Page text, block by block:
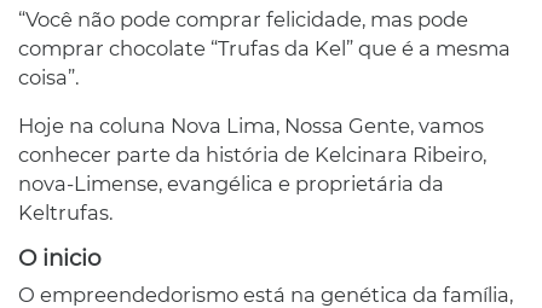
“Você não pode comprar felicidade, mas pode
comprar chocolate “Trufas da Kel” que é a mesma
coisa”.
Hoje na coluna Nova Lima, Nossa Gente, vamos
conhecer parte da história de Kelcinara Ribeiro,
nova-Limense, evangélica e proprietária da
Keltrufas.
O inicio
O empreendedorismo está na genética da família,